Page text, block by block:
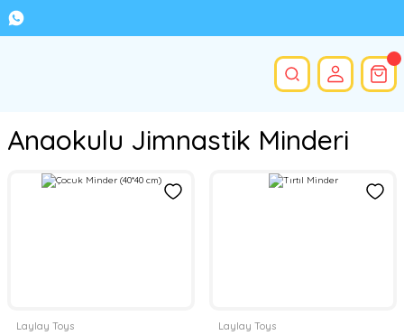
Anaokulu Jimnastik Minderi
Laylay Toys Laylay Toys